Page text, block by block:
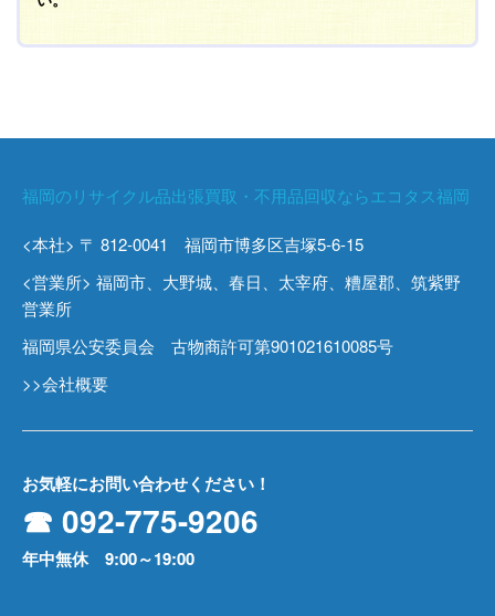
福岡のリサイクル品出張買取・不用品回収ならエコタス福岡
<本社> 〒 812-0041 福岡市博多区吉塚5-6-15
<営業所> 福岡市、大野城、春日、太宰府、糟屋郡、筑紫野
営業所
福岡県公安委員会 古物商許可第901021610085号
>>会社概要
お気軽にお問い合わせください！
☎ 092-775-9206
年中無休 9:00～19:00